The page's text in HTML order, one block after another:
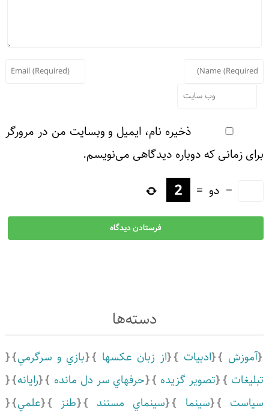
ذخیره نام، ایمیل و وبسایت من در مرورگر
زمانی که دوباره دیدگاهی می‌نویسم.
−دو=
دسته‌ها
آموزش ادبيات از زبان عکسها
بازي و سرگرمي
تصویر گزیده حرفهاي سر دل مانده
رايانه
سينما سينماي مستند طنز
علمي